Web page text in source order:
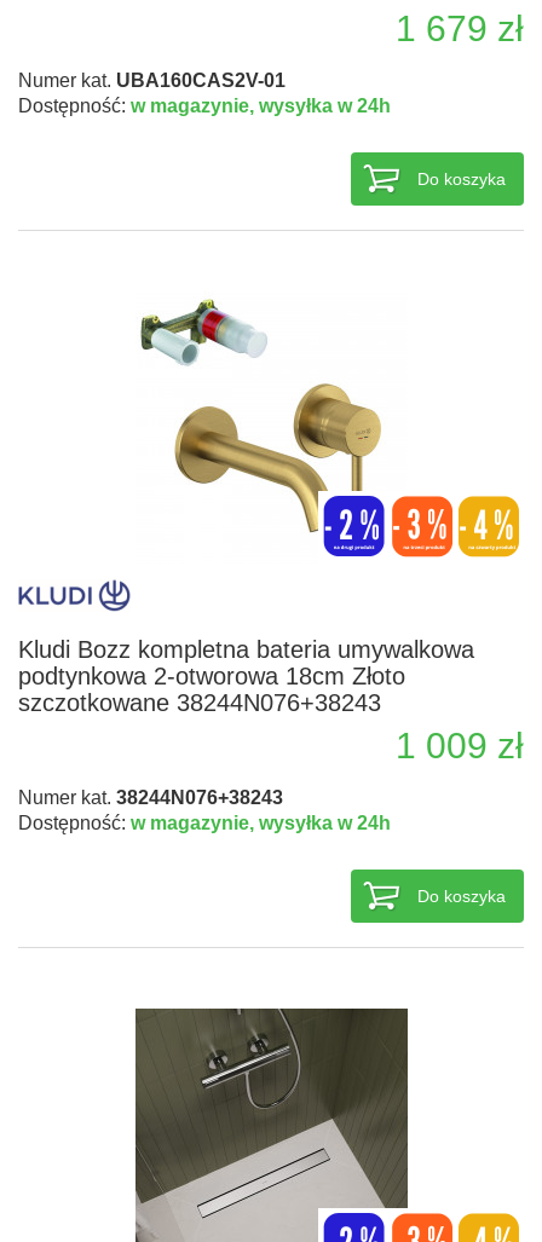
1 679 zł
Numer kat. UBA160CAS2V-01
Dostępność: w magazynie, wysyłka w 24h
Do koszyka
Kludi Bozz kompletna bateria umywalkowa
podtynkowa 2-otworowa 18cm Złoto
szczotkowane 38244N076+38243
1 009 zł
Numer kat. 38244N076+38243
Dostępność: w magazynie, wysyłka w 24h
Do koszyka